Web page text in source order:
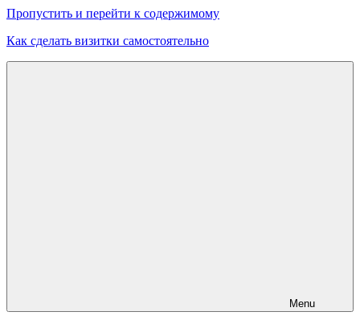
Пропустить и перейти к содержимому
Как сделать визитки самостоятельно
Menu